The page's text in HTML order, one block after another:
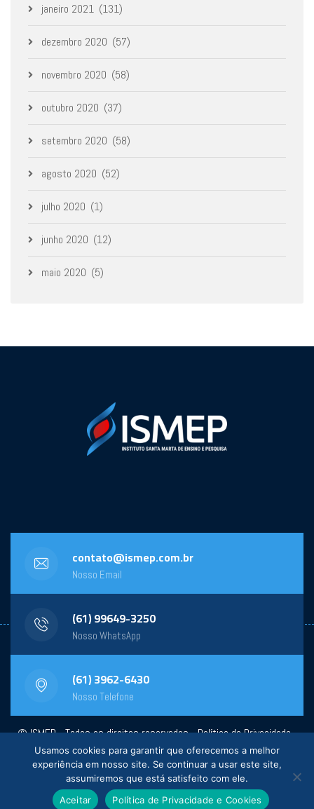
janeiro 2021 (131)
dezembro 2020 (57)
novembro 2020 (58)
outubro 2020 (37)
setembro 2020 (58)
agosto 2020 (52)
julho 2020 (1)
junho 2020 (12)
maio 2020 (5)
contato@ismep.com.br
Nosso Email
(61) 99649-3250
Nosso WhatsApp
(61) 3962-6430
Nosso Telefone
© ISMEP - Todos os direitos reservados -Política de Privacidade-
Powered by:General Design
Usamos cookies para garantir que oferecemos a melhor
experiência em nosso site. Se continuar a usar este site,
assumiremos que está satisfeito com ele.
Aceitar
Política de Privacidade e Cookies